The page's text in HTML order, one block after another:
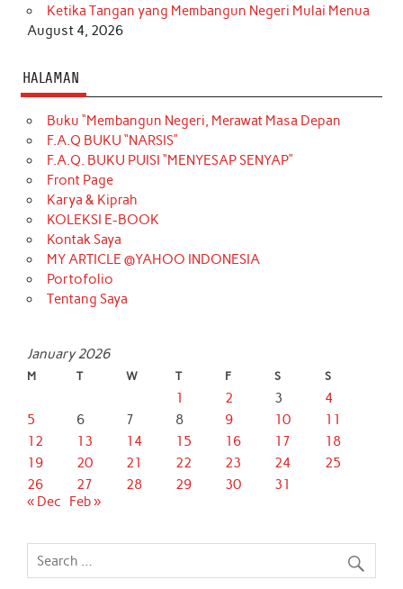
Ketika Tangan yang Membangun Negeri Mulai Menua
August 4, 2026
HALAMAN
Buku “Membangun Negeri, Merawat Masa Depan
F.A.Q BUKU “NARSIS”
F.A.Q. BUKU PUISI “MENYESAP SENYAP”
Front Page
Karya & Kiprah
KOLEKSI E-BOOK
Kontak Saya
MY ARTICLE @YAHOO INDONESIA
Portofolio
Tentang Saya
January 2026
M T W T F S S
1 2 3
4
5
6 7 8 9 10
11
12
13 14 15 16 17
18
19
20 21 22 23 24
25
26
27 28 29 30
31
« Dec
Feb »